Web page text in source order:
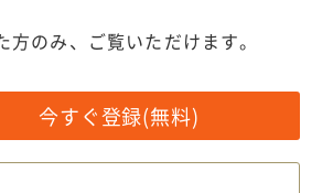
のみ、ご覧いただけます。
今すぐ登録(無料)